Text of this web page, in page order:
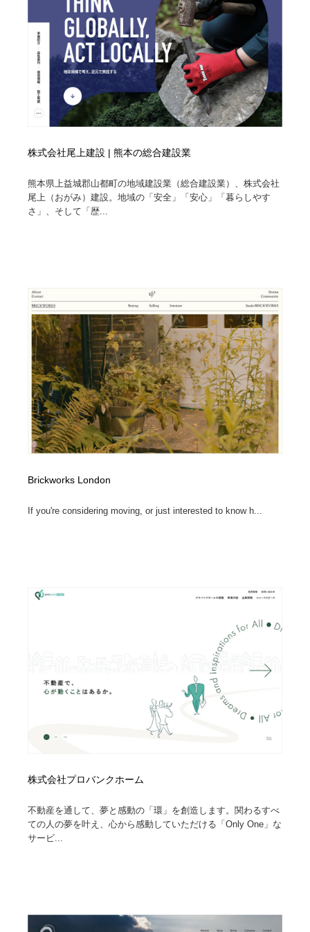
株式会社尾上建設 | 熊本の総合建設業
熊本県上益城郡山都町の地域建設業（総合建設業）、株式会社
尾上（おがみ）建設。地域の「安全」「安心」「暮らしやす
さ」、そして「歴...
Brickworks London
If you're considering moving, or just interested to know h...
株式会社プロバンクホーム
不動産を通して、夢と感動の「環」を創造します。関わるすべ
ての人の夢を叶え、心から感動していただける「Only One」な
サービ...